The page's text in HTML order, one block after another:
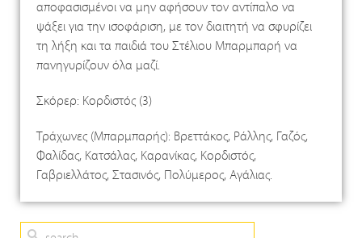
αποφασισμένοι να μην αφήσουν τον αντίπαλο να
ψάξει για την ισοφάριση, με τον διαιτητή να σφυρίζει
τη λήξη και τα παιδιά του Στέλιου Μπαρμπαρή να
πανηγυρίζουν όλα μαζί.
Σκόρερ: Κορδιστός (3)
Τράχωνες (Μπαρμπαρής): Βρεττάκος, Ράλλης, Γαζός,
Φαλίδας, Κατσάλας, Καρανίκας, Κορδιστός,
Γαβριελλάτος, Στασινός, Πολύμερος, Αγάλιας.